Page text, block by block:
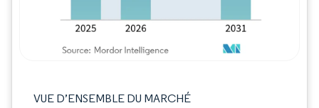
VUE D’ENSEMBLE DU MARCHÉ